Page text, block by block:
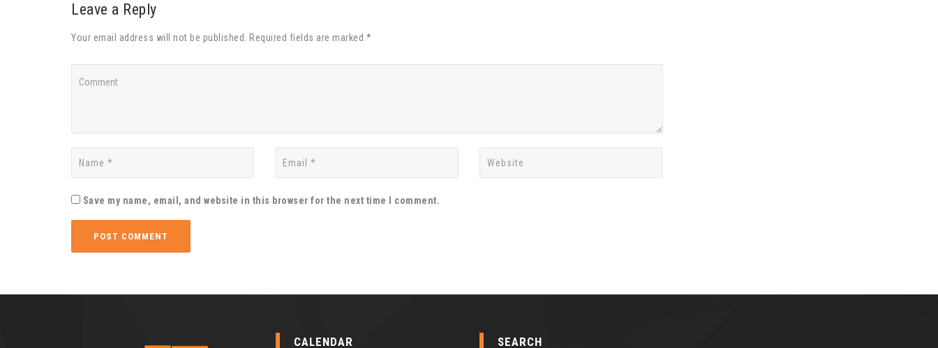
Leave a Reply
Your email address will not be published. Required fields are marked *
Save my name, email, and website in this browser for the next time I comment.
CALENDAR SEARCH